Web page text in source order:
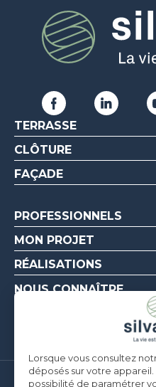
TERRASSE
CLÔTURE
FAÇADE
PROFESSIONNELS
MON PROJET
RÉALISATIONS
NOUS CONNAÎTRE
Lorsque vous consultez
déposés sur votre appareil.
possibilité de paramétrer